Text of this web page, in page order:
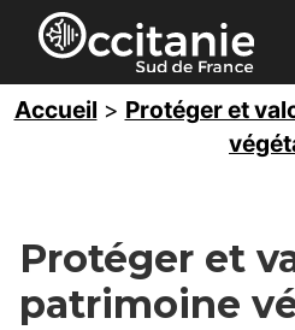
Panneau de gestion des
Accueil > Protéger et
Protéger et
patrimoine